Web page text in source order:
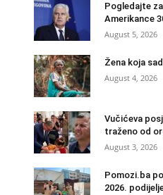
Pogledajte
Amerikance
August 5, 2026
Žena koja
August 4, 2026
Vučićeva
traženo od
August 3, 2026
Pomozi.ba
2026.